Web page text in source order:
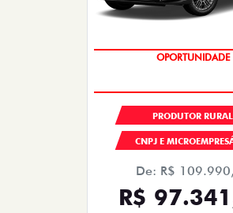
OPORTUNIDADE
PRODUTOR RURAL
CNPJ E
De: R$
R$